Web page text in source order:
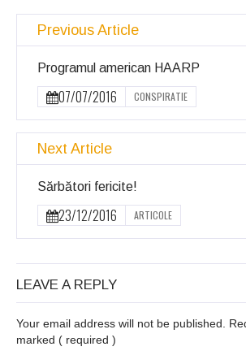
Previous Article
Programul american HAARP
07/07/2016 CONSPIRATIE
Next Article
Sărbători fericite!
23/12/2016 ARTICOLE
LEAVE A REPLY
Your email address will not be published.
marked ( required )